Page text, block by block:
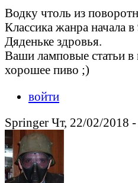
Водку чтоль из
Классика жанра начала в
Дяденьке здровья.
Ваши ламповые статьи
хорошее пиво ;)
войти
Springer Чт, 22/02/2018